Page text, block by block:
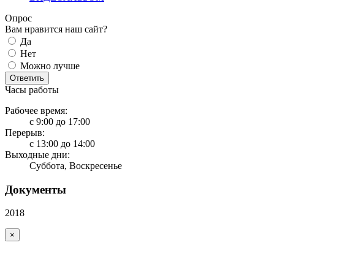
Опрос
Вам нравится наш сайт?
Да
Нет
Можно лучше
Ответить
Часы работы
Рабочее время:
с 9:00 до 17:00
Перерыв:
с 13:00 до 14:00
Выходные дни:
Суббота, Воскресенье
Документы
2018
×